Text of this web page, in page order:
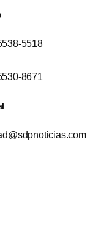
5518
8671